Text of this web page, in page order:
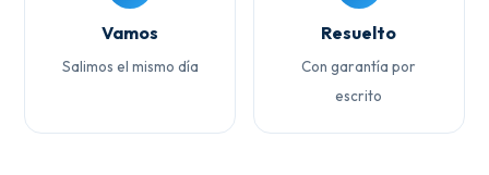
Vamos
Salimos el mismo día
Resuelto
Con garantía por
escrito